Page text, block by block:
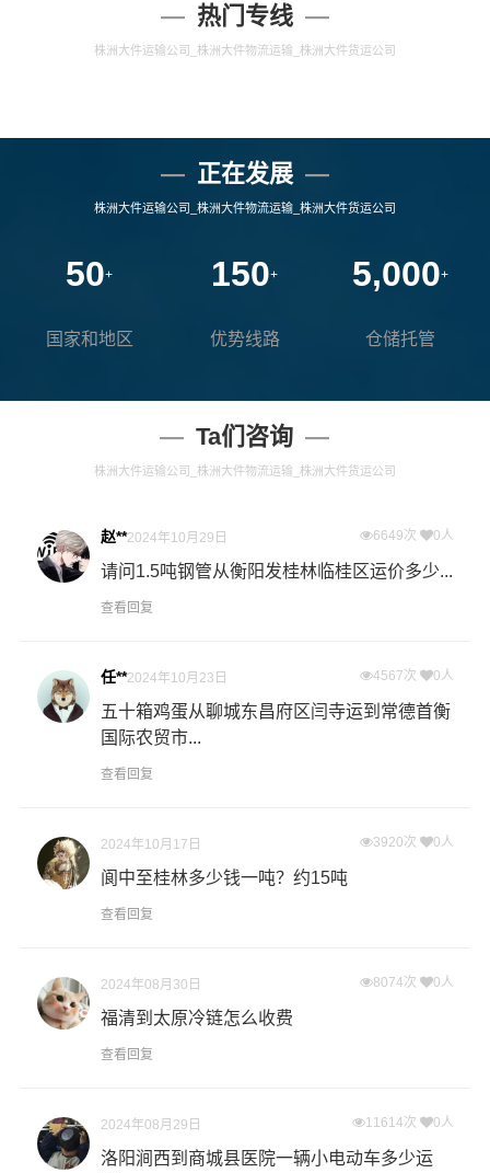
热门专线
株洲大件运输公司_株洲大件物流运输_株洲大件货运公司
正在发展
株洲大件运输公司_株洲大件物流运输_株洲大件货运公司
50+
国家和地区
150+
优势线路
5,000+
仓储托管
Ta们咨询
株洲大件运输公司_株洲大件物流运输_株洲大件货运公司
赵**2024年10月29日 6649次 0人
请问1.5吨钢管从衡阳发桂林临桂区运价多少...
查看回复
任**2024年10月23日 4567次 0人
五十箱鸡蛋从聊城东昌府区闫寺运到常德首衡
国际农贸市...
查看回复
2024年10月17日 3920次 0人
阆中至桂林多少钱一吨？约15吨
查看回复
2024年08月30日 8074次 0人
福清到太原冷链怎么收费
查看回复
2024年08月29日 11614次 0人
洛阳涧西到商城县医院一辆小电动车多少运